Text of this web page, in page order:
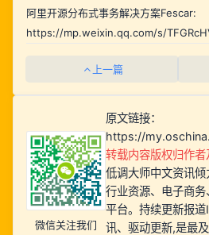
阿里开源分布式事务解决方案Fescar:
https://mp.weixin.qq.com/s/
上一篇
微信关注我们
原文链接：
https://
转载内容版权归作者
低调大师中文资讯倾
行业资源、电子商
平台。持续更新报
讯、驱动更新,是最